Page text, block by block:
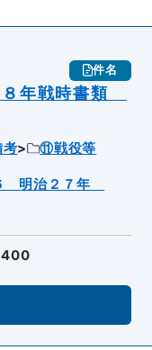
件名
年戦時書類
考
⑪戦役等
明治２７年